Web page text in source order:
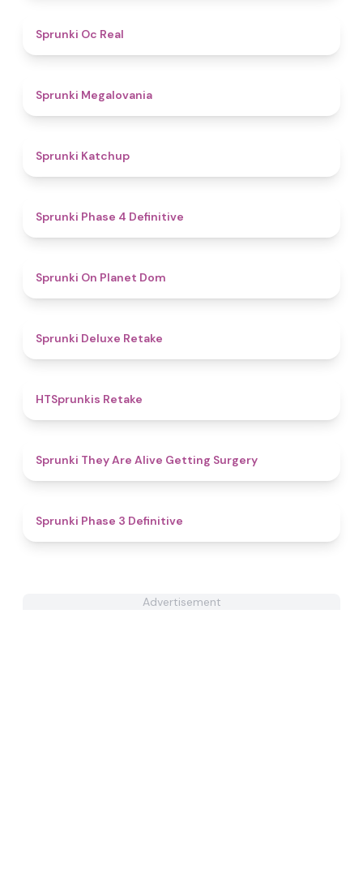
Sprunki Oc Real
Sprunki Megalovania
Sprunki Katchup
Sprunki Phase 4 Definitive
Sprunki On Planet Dom
Sprunki Deluxe Retake
HTSprunkis Retake
Sprunki They Are Alive Getting Surgery
Sprunki Phase 3 Definitive
Advertisement